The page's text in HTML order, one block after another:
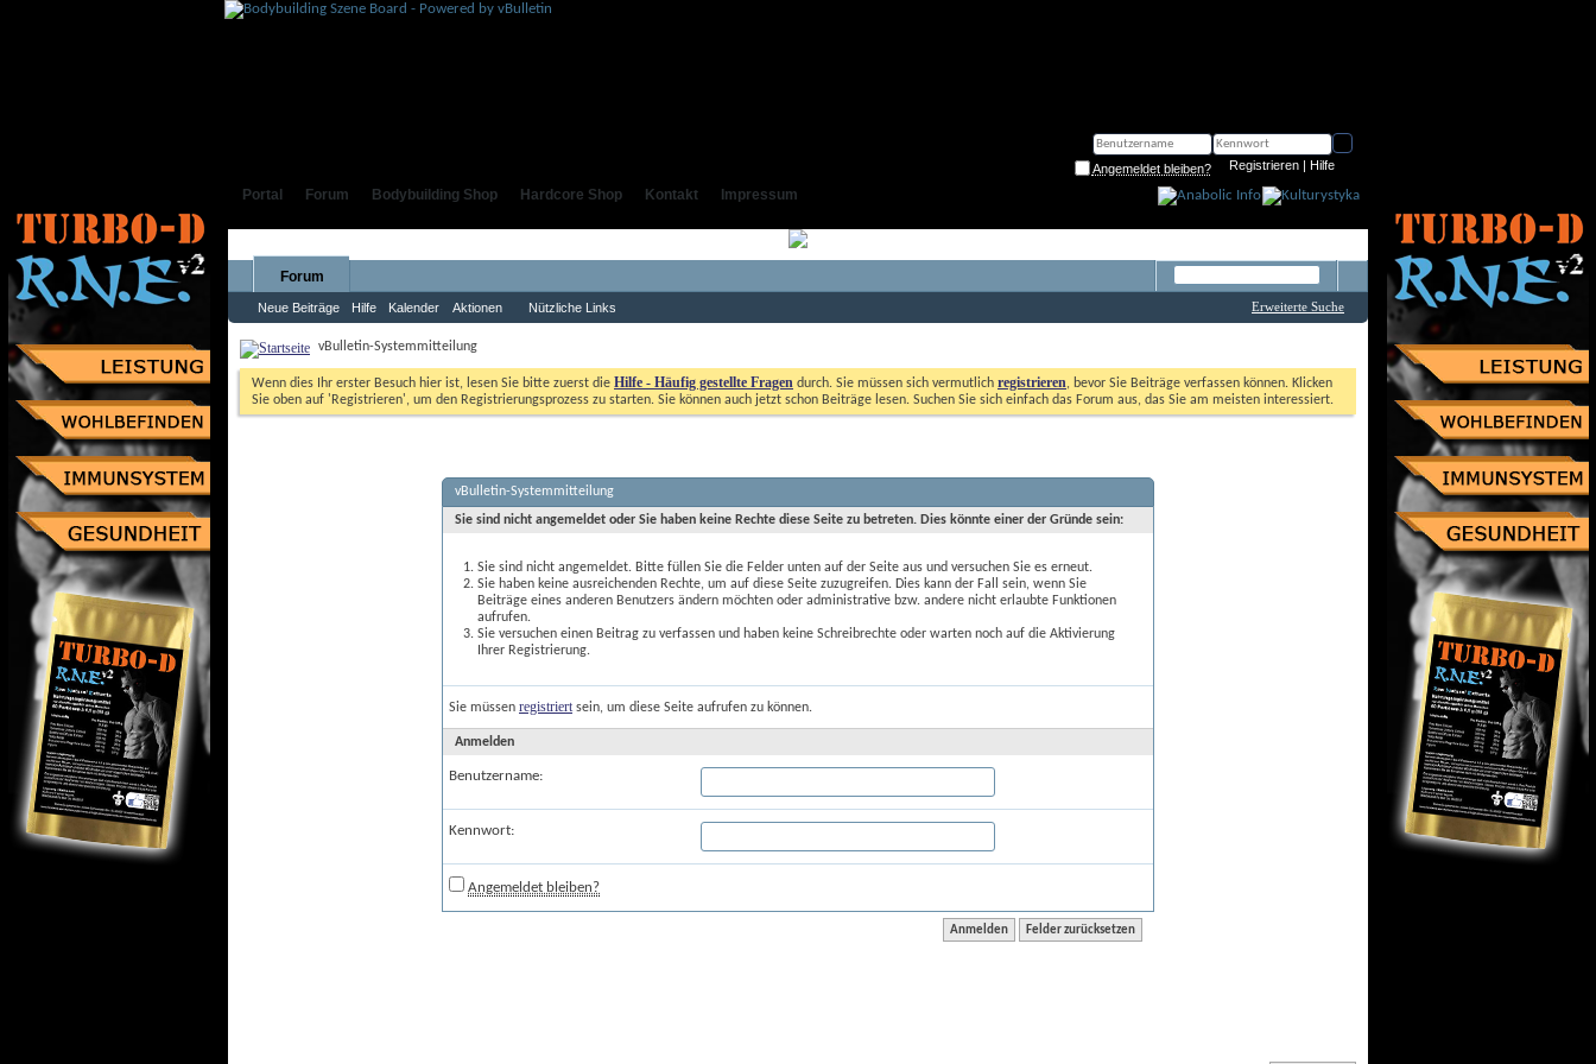
Angemeldet bleiben? Registrieren | Hilfe
Portal Forum Bodybuilding Shop Hardcore Shop Kontakt Impressum
Forum
Neue Beiträge Hilfe Kalender Aktionen Nützliche Links Erweiterte Suche
vBulletin-Systemmitteilung
Wenn dies Ihr erster Besuch hier ist, lesen Sie bitte zuerst die Hilfe - Häufig gestellte Fragen durch. Sie müssen sich vermutlich registrieren, bevor Sie Beiträge verfassen können. Klicken
Sie oben auf 'Registrieren', um den Registrierungsprozess zu starten. Sie können auch jetzt schon Beiträge lesen. Suchen Sie sich einfach das Forum aus, das Sie am meisten interessiert.
vBulletin-Systemmitteilung
Sie sind nicht angemeldet oder Sie haben keine Rechte diese Seite zu betreten. Dies könnte einer der Gründe sein:
Sie sind nicht angemeldet. Bitte füllen Sie die Felder unten auf der Seite aus und versuchen Sie es erneut.
Sie haben keine ausreichenden Rechte, um auf diese Seite zuzugreifen. Dies kann der Fall sein, wenn Sie
Beiträge eines anderen Benutzers ändern möchten oder administrative bzw. andere nicht erlaubte Funktionen
aufrufen.
Sie versuchen einen Beitrag zu verfassen und haben keine Schreibrechte oder warten noch auf die Aktivierung
Ihrer Registrierung.
Sie müssen registriert sein, um diese Seite aufrufen zu können.
Anmelden
Benutzername:
Kennwort:
Angemeldet bleiben?